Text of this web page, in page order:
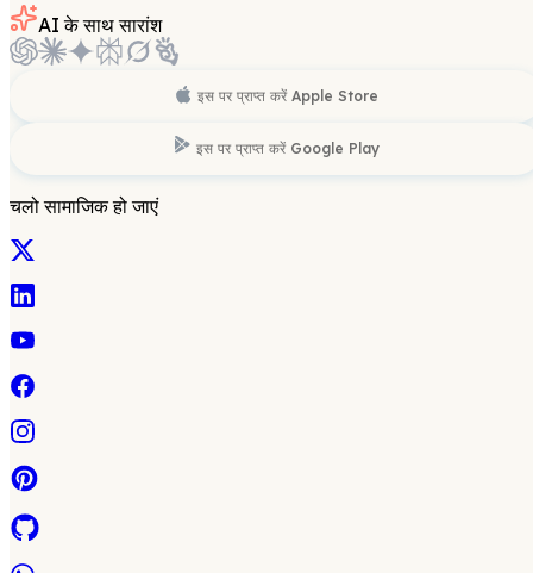
AI के साथ सारांश
इस पर प्राप्त करें Apple Store
इस पर प्राप्त करें Google Play
चलो सामाजिक हो जाएं